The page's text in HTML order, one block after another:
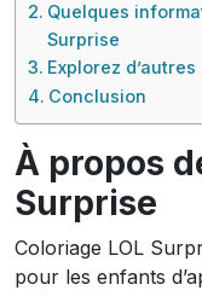
Quelques
Surprise
Explorez
Conclusion
À propos
Surprise
Coloriage LOL
pour les enfants